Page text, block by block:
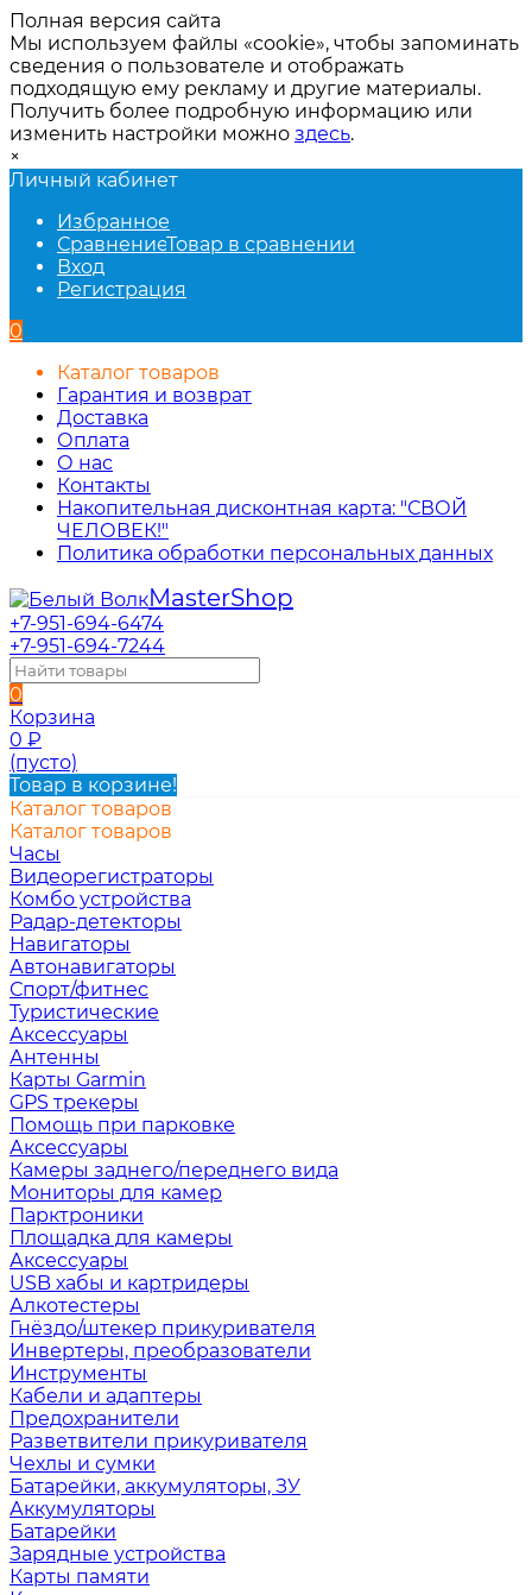
Полная версия сайта
Мы используем файлы «cookie», чтобы запоминать
сведения о пользователе и отображать
подходящую ему рекламу и другие материалы.
Получить более подробную информацию или
изменить настройки можно здесь.
×
Личный кабинет
Избранное
СравнениеТовар в сравнении
Вход
Регистрация
0
Каталог товаров
Гарантия и возврат
Доставка
Оплата
О нас
Контакты
Накопительная дисконтная карта: "СВОЙ
ЧЕЛОВЕК!"
Политика обработки персональных данных
MasterShop
+7-951-694-6474
+7-951-694-7244
0
Корзина
0 ₽
(пусто)
Товар в корзине!
Каталог товаров
Каталог товаров
Часы
Видеорегистраторы
Комбо устройства
Радар-детекторы
Навигаторы
Автонавигаторы
Спорт/фитнес
Туристические
Аксессуары
Антенны
Карты Garmin
GPS трекеры
Помощь при парковке
Аксессуары
Камеры заднего/переднего вида
Мониторы для камер
Парктроники
Площадка для камеры
Аксессуары
USB хабы и картридеры
Алкотестеры
Гнёздо/штекер прикуривателя
Инвертеры, преобразователи
Инструменты
Кабели и адаптеры
Предохранители
Разветвители прикуривателя
Чехлы и сумки
Батарейки, аккумуляторы, ЗУ
Аккумуляторы
Батарейки
Зарядные устройства
Карты памяти